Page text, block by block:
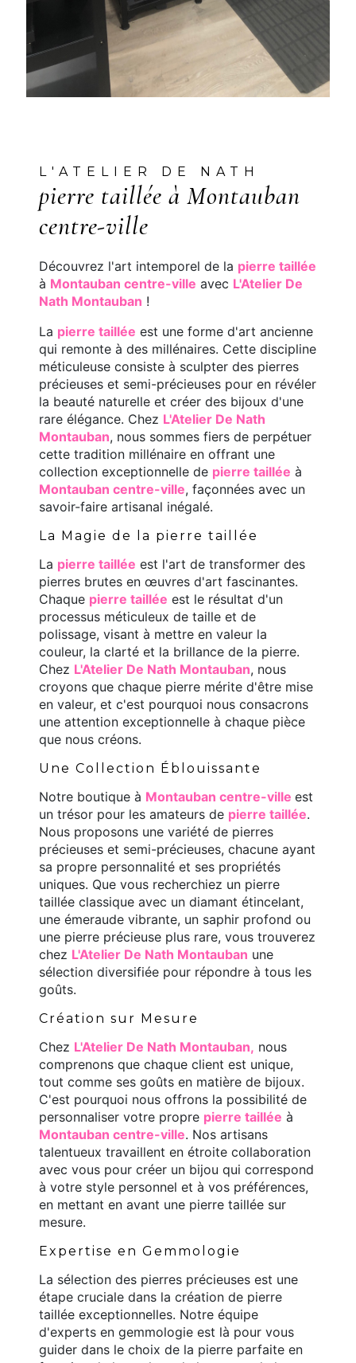
L'ATELIER DE NATH
pierre taillée à Montauban
centre-ville
Découvrez l'art intemporel de la pierre taillée
à Montauban centre-ville avec L'Atelier De
Nath Montauban !
La pierre taillée est une forme d'art ancienne
qui remonte à des millénaires. Cette discipline
méticuleuse consiste à sculpter des pierres
précieuses et semi-précieuses pour en révéler
la beauté naturelle et créer des bijoux d'une
rare élégance. Chez L'Atelier De Nath
Montauban, nous sommes fiers de perpétuer
cette tradition millénaire en offrant une
collection exceptionnelle de pierre taillée à
Montauban centre-ville, façonnées avec un
savoir-faire artisanal inégalé.
La Magie de la pierre taillée
La pierre taillée est l'art de transformer des
pierres brutes en œuvres d'art fascinantes.
Chaque pierre taillée est le résultat d'un
processus méticuleux de taille et de
polissage, visant à mettre en valeur la
couleur, la clarté et la brillance de la pierre.
Chez L'Atelier De Nath Montauban, nous
croyons que chaque pierre mérite d'être mise
en valeur, et c'est pourquoi nous consacrons
une attention exceptionnelle à chaque pièce
que nous créons.
Une Collection Éblouissante
Notre boutique à Montauban centre-ville est
un trésor pour les amateurs de pierre taillée.
Nous proposons une variété de pierres
précieuses et semi-précieuses, chacune ayant
sa propre personnalité et ses propriétés
uniques. Que vous recherchiez un pierre
taillée classique avec un diamant étincelant,
une émeraude vibrante, un saphir profond ou
une pierre précieuse plus rare, vous trouverez
chez L'Atelier De Nath Montauban une
sélection diversifiée pour répondre à tous les
goûts.
Création sur Mesure
Chez L'Atelier De Nath Montauban, nous
comprenons que chaque client est unique,
tout comme ses goûts en matière de bijoux.
C'est pourquoi nous offrons la possibilité de
personnaliser votre propre pierre taillée à
Montauban centre-ville. Nos artisans
talentueux travaillent en étroite collaboration
avec vous pour créer un bijou qui correspond
à votre style personnel et à vos préférences,
en mettant en avant une pierre taillée sur
mesure.
Expertise en Gemmologie
La sélection des pierres précieuses est une
étape cruciale dans la création de pierre
taillée exceptionnelles. Notre équipe
d'experts en gemmologie est là pour vous
guider dans le choix de la pierre parfaite en